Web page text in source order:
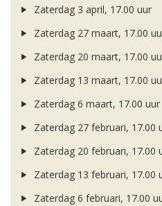
Zaterdag 3 april, 17.00 uur
Zaterdag 27 maart, 17.00
Zaterdag 20 maart, 17.00
Zaterdag 13 maart, 17.00
Zaterdag 6 maart, 17.00 uur
Zaterdag 27 februari, 17.00
Zaterdag 20 februari, 17.00
Zaterdag 13 februari, 17.00
Zaterdag 6 februari, 17.00